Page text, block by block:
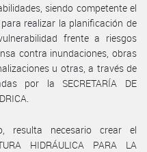
siendo competente el
para realizar la planificación de
frente a riesgos
contra inundaciones, obras
u otras, a través de
por la SECRETARÍA DE
resulta necesario crear el
HIDRÁULICA PARA LA